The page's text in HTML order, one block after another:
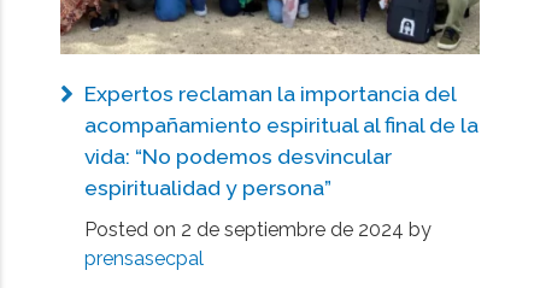
Expertos reclaman la importancia del
acompañamiento espiritual al final de la
vida: “No podemos desvincular
espiritualidad y persona”
Posted on 2 de septiembre de 2024 by
prensasecpal